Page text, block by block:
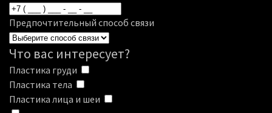
Предпочтительный способ связи
Что вас интересует?
Пластика груди
Пластика тела
Пластика лица и шеи